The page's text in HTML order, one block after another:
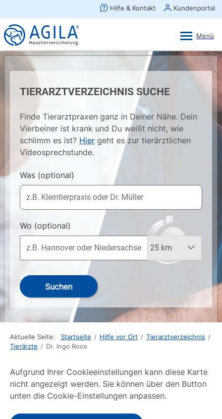
TIERARZTVERZEICHNIS SUCHE
Finde Tierarztpraxen ganz in Deiner Nähe. Dein
Vierbeiner ist krank und Du weißt nicht, wie
schlimm es ist? Hier geht es zur tierärztlichen
Videosprechstunde.
Was (optional)
Wo (optional)
Suchen
Aktuelle Seite: Startseite / Hilfe vor Ort / Tierarztverzeichnis /
Tierärzte / Dr. Ingo Roos
Aufgrund Ihrer Cookieeinstellungen kann diese Karte
nicht angezeigt werden. Sie können über den Button
unten die Cookie-Einstellungen anpassen.
×
AGILA Kunden-App
Gratis - Im Play Store laden
Ansehen